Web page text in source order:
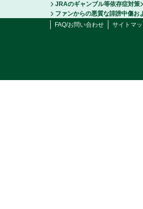
JRAのギャンブル等依存症対策
ファンからの悪質な誹謗中傷お
FAQ/お問い合わせ
サイトマ